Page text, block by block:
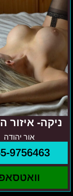
ניקה- איזור
אור יהודה
9756463